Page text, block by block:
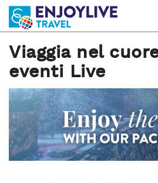
Viaggia nel
eventi Live